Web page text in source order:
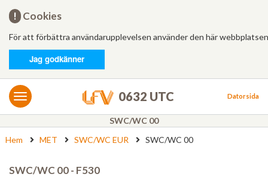
! Cookies
För att förbättra användarupplevelsen använder den här
Jag godkänner
0632 UTC Datorsida
SWC/WC 00
Hem
MET SWC/WC EUR SWC/WC 00
SWC/WC 00 - F530
Hem
Logga in
MET/AIS
MET
AIS
Bulletiner
FÄRDPLANERING